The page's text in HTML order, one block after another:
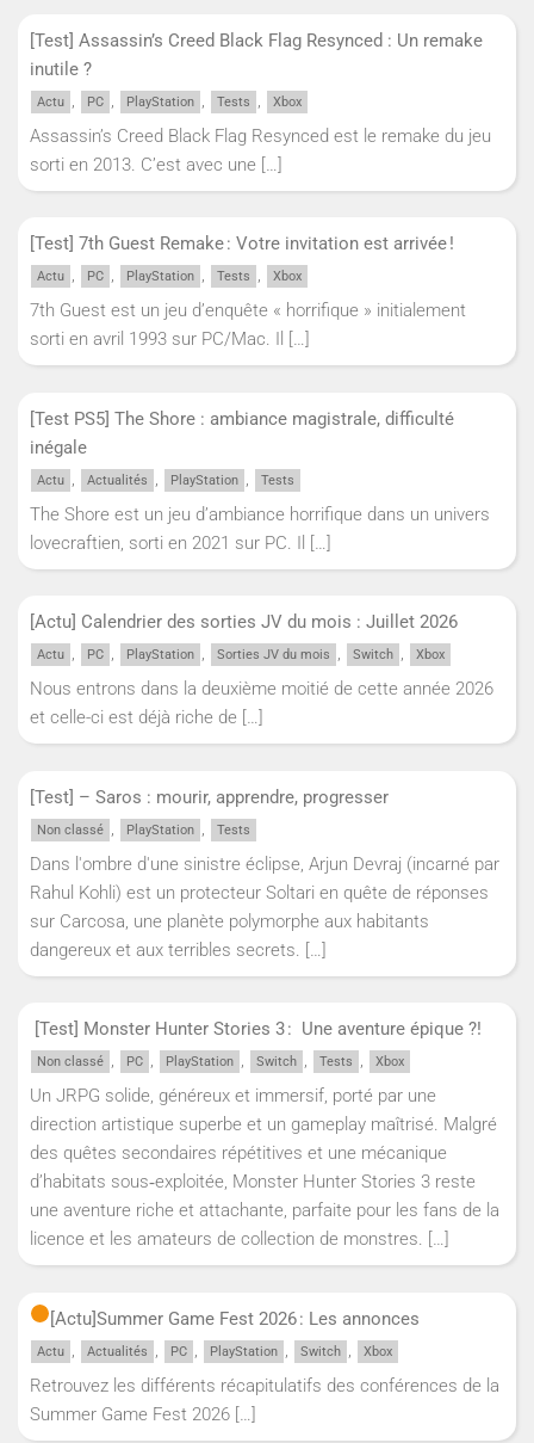
[Test] Assassin’s Creed Black Flag Resynced : Un remake
inutile ?
Actu , PC , PlayStation , Tests , Xbox
Assassin’s Creed Black Flag Resynced est le remake du jeu
sorti en 2013. C’est avec une […]
[Test] 7th Guest Remake : Votre invitation est arrivée !
Actu , PC , PlayStation , Tests , Xbox
7th Guest est un jeu d’enquête « horrifique » initialement
sorti en avril 1993 sur PC/Mac. Il […]
[Test PS5] The Shore : ambiance magistrale, difficulté
inégale
Actu , Actualités , PlayStation , Tests
The Shore est un jeu d’ambiance horrifique dans un univers
lovecraftien, sorti en 2021 sur PC. Il […]
[Actu] Calendrier des sorties JV du mois : Juillet 2026
Actu , PC , PlayStation , Sorties JV du mois , Switch , Xbox
Nous entrons dans la deuxième moitié de cette année 2026
et celle-ci est déjà riche de […]
[Test] – Saros : mourir, apprendre, progresser
Non classé , PlayStation , Tests
Dans l'ombre d'une sinistre éclipse, Arjun Devraj (incarné par
Rahul Kohli) est un protecteur Soltari en quête de réponses
sur Carcosa, une planète polymorphe aux habitants
dangereux et aux terribles secrets. […]
[Test] Monster Hunter Stories 3 : Une aventure épique ?!
Non classé , PC , PlayStation , Switch , Tests , Xbox
Un JRPG solide, généreux et immersif, porté par une
direction artistique superbe et un gameplay maîtrisé. Malgré
des quêtes secondaires répétitives et une mécanique
d’habitats sous‑exploitée, Monster Hunter Stories 3 reste
une aventure riche et attachante, parfaite pour les fans de la
licence et les amateurs de collection de monstres. […]
[Actu]Summer Game Fest 2026 : Les annonces
Actu , Actualités , PC , PlayStation , Switch , Xbox
Retrouvez les différents récapitulatifs des conférences de la
Summer Game Fest 2026 […]